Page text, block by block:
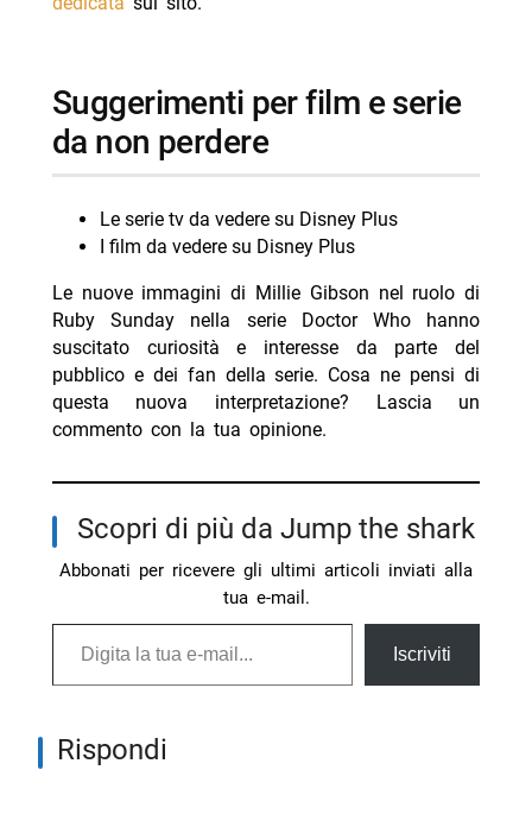
Suggerimenti per film e serie
da non perdere
Le serie tv da vedere su Disney Plus
I film da vedere su Disney Plus
Le nuove immagini di Millie Gibson nel ruolo di
Ruby Sunday nella serie Doctor Who hanno
suscitato curiosità e interesse da parte del
pubblico e dei fan della serie. Cosa ne pensi di
questa nuova interpretazione? Lascia un
commento con la tua opinione.
Scopri di più da Jump the shark
Abbonati per ricevere gli ultimi articoli inviati alla
tua e-mail.
Digita la tua e-mail...
Iscriviti
Rispondi